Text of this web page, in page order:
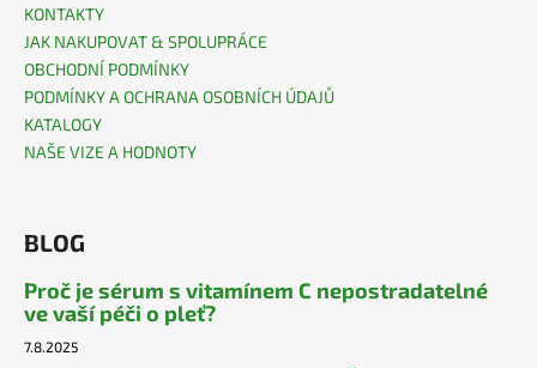
KONTAKTY
JAK NAKUPOVAT & SPOLUPRÁCE
OBCHODNÍ PODMÍNKY
PODMÍNKY A OCHRANA OSOBNÍCH ÚDAJŮ
KATALOGY
NAŠE VIZE A HODNOTY
BLOG
Proč je sérum s vitamínem C nepostradatelné
ve vaší péči o pleť?
7.8.2025